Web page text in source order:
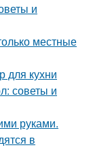
и
местные
кухни
советы и
руками.
в